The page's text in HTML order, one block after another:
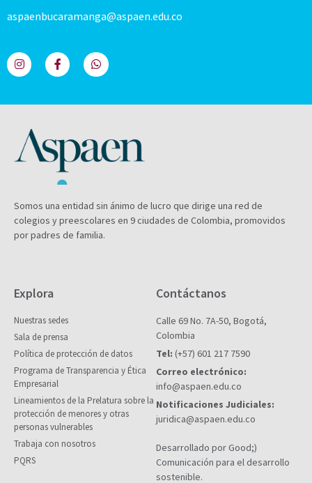
aspaenbucaramanga@aspaen.edu.co
Somos una entidad sin ánimo de lucro que dirige una red de
colegios y preescolares en 9 ciudades de Colombia, promovidos
por padres de familia.
Explora
Nuestras sedes
Sala de prensa
Política de protección de datos
Programa de Transparencia y Ética
Empresarial
Lineamientos de la Prelatura sobre la
protección de menores y otras
personas vulnerables
Trabaja con nosotros
PQRS
Contáctanos
Calle 69 No. 7A-50, Bogotá,
Colombia
Tel: (+57) 601 217 7590
Correo electrónico:
info@aspaen.edu.co
Notificaciones Judiciales:
juridica@aspaen.edu.co
Desarrollado por Good;)
Comunicación para el desarrollo
sostenible.